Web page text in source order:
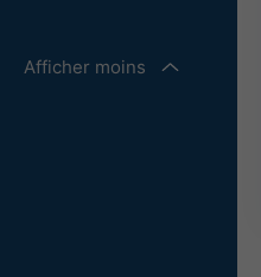
Afficher moins